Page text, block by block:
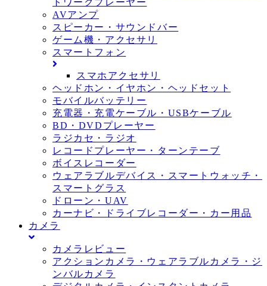
トワークプレーヤー
AVアンプ
スピーカー・サウンドバー
ゲーム機・アクセサリ
スマートフォン
スマホアクセサリ
ヘッドホン・イヤホン・ヘッドセット
モバイルバッテリー
充電器・充電ケーブル・USBケーブル
BD・DVDプレーヤー
ラジカセ・ラジオ
レコードプレーヤー・ターンテーブ
ボイスレコーダー
ウェアラブルデバイス・スマートウォッチ・
スマートグラス
ドローン・UAV
カーナビ・ドライブレコーダー・カー用品
カメラ
カメラレビュー
アクションカメラ・ウェアラブルカメラ・ジ
ンバルカメラ